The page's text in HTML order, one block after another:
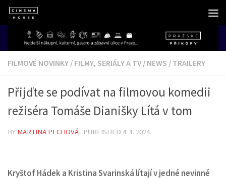
Skip to content
FILMOVÉ NOVINKY / FILMY, SERIÁLY A TV / NEWS / TRAILERY
Přijďte se podívat na filmovou komedii
režiséra Tomáše Dianišky Lítá v tom
BY MARTINA PECHOVÁ · PUBLISHED 4. 1. 2024
Kryštof Hádek a Kristina Svarinská lítají v jedné nevinné